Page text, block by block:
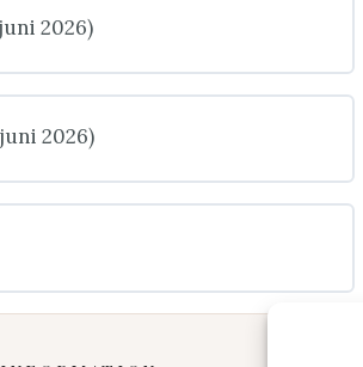
2026)
2026)